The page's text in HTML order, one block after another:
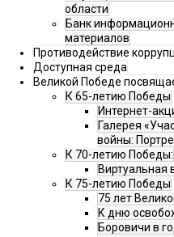
области
Банк
материалов
Противодействие
Доступная среда
Великой Победе
К 65-летию Победы
Интернет-
Галерея
войны:
К 70-летию Победы:
Виртуальная
К 75-летию Победы
75 лет
К дню
Боровичи в